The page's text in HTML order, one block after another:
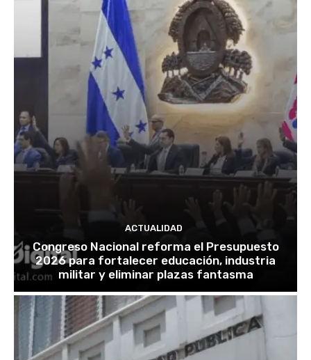
ACTUALIDAD
Congreso Nacional reforma el Presupuesto
2026 para fortalecer educación, industria
militar y eliminar plazas fantasma